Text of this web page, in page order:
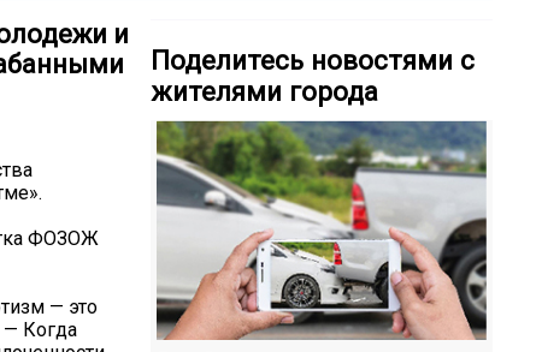
и
ФОЗОЖ
— это
— Когда
Поделитесь новостями с
жителями города